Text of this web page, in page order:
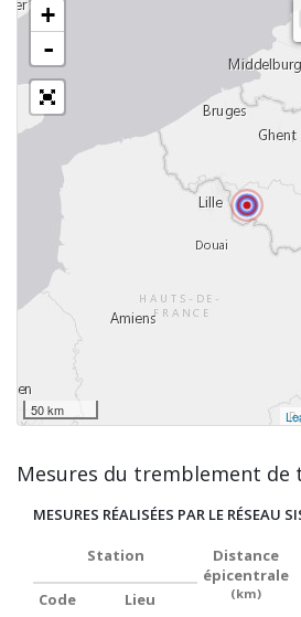
+
-
50 km
Mesures du tremblement de
MESURES RÉALISÉES PAR LE RÉSEAU
Station
Distance
épicentrale
(km)
Code Lieu